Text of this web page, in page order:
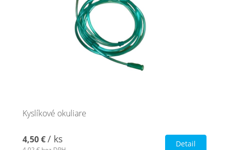
Kyslíkové okuliare
4,50 €/ ks Detail